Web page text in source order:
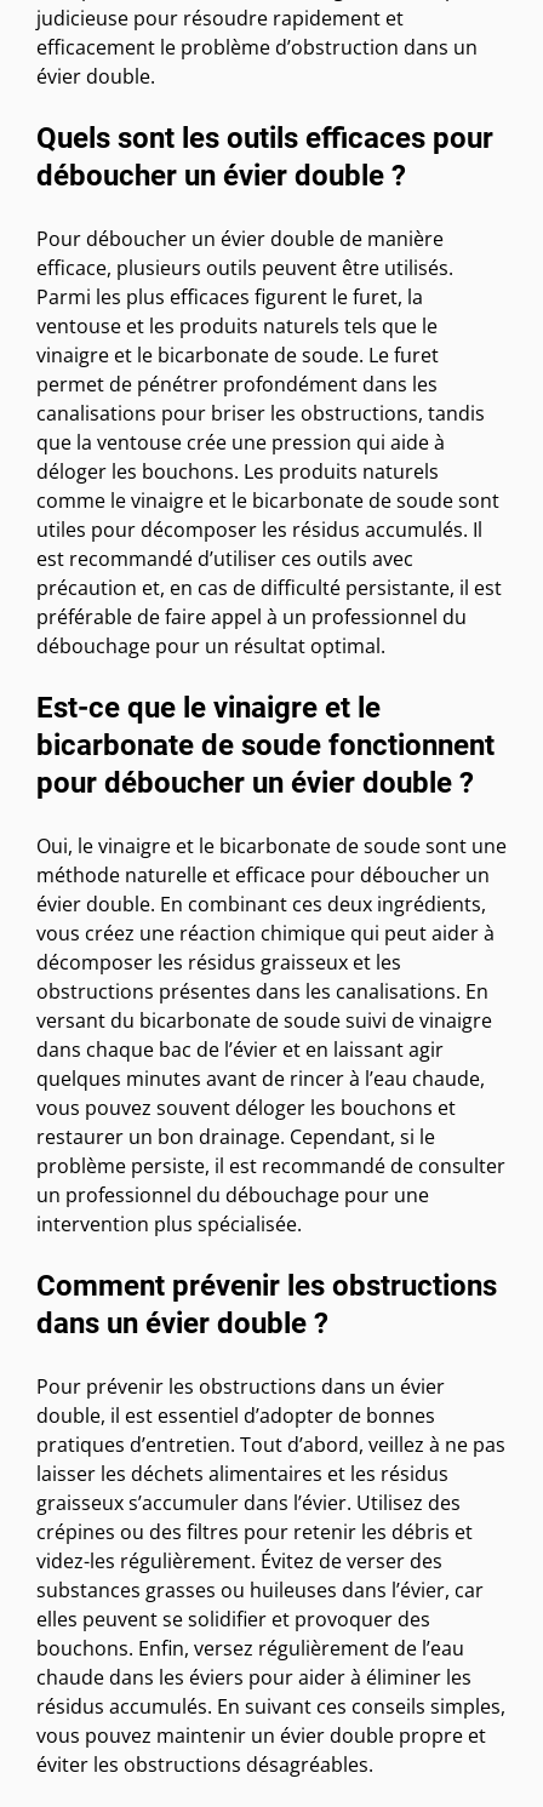
judicieuse pour résoudre rapidement et
efficacement le problème d’obstruction dans un
évier double.
Quels sont les outils efficaces pour
déboucher un évier double ?
Pour déboucher un évier double de manière
efficace, plusieurs outils peuvent être utilisés.
Parmi les plus efficaces figurent le furet, la
ventouse et les produits naturels tels que le
vinaigre et le bicarbonate de soude. Le furet
permet de pénétrer profondément dans les
canalisations pour briser les obstructions, tandis
que la ventouse crée une pression qui aide à
déloger les bouchons. Les produits naturels
comme le vinaigre et le bicarbonate de soude sont
utiles pour décomposer les résidus accumulés. Il
est recommandé d’utiliser ces outils avec
précaution et, en cas de difficulté persistante, il est
préférable de faire appel à un professionnel du
débouchage pour un résultat optimal.
Est-ce que le vinaigre et le
bicarbonate de soude fonctionnent
pour déboucher un évier double ?
Oui, le vinaigre et le bicarbonate de soude sont une
méthode naturelle et efficace pour déboucher un
évier double. En combinant ces deux ingrédients,
vous créez une réaction chimique qui peut aider à
décomposer les résidus graisseux et les
obstructions présentes dans les canalisations. En
versant du bicarbonate de soude suivi de vinaigre
dans chaque bac de l’évier et en laissant agir
quelques minutes avant de rincer à l’eau chaude,
vous pouvez souvent déloger les bouchons et
restaurer un bon drainage. Cependant, si le
problème persiste, il est recommandé de consulter
un professionnel du débouchage pour une
intervention plus spécialisée.
Comment prévenir les obstructions
dans un évier double ?
Pour prévenir les obstructions dans un évier
double, il est essentiel d’adopter de bonnes
pratiques d’entretien. Tout d’abord, veillez à ne pas
laisser les déchets alimentaires et les résidus
graisseux s’accumuler dans l’évier. Utilisez des
crépines ou des filtres pour retenir les débris et
videz-les régulièrement. Évitez de verser des
substances grasses ou huileuses dans l’évier, car
elles peuvent se solidifier et provoquer des
bouchons. Enfin, versez régulièrement de l’eau
chaude dans les éviers pour aider à éliminer les
résidus accumulés. En suivant ces conseils simples,
vous pouvez maintenir un évier double propre et
éviter les obstructions désagréables.